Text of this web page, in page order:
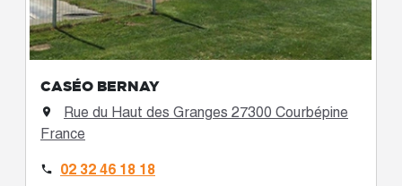
CASÉO BERNAY

Rue du Haut des Granges 27300 Courbépine
France
 02 32 46 18 18